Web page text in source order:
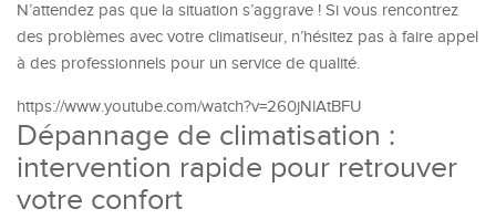
N’attendez pas que la situation s’aggrave ! Si vous rencontrez
des problèmes avec votre climatiseur, n’hésitez pas à faire appel
à des professionnels pour un service de qualité.
https://www.youtube.com/watch?v=260jNlAtBFU
Dépannage de climatisation :
intervention rapide pour retrouver
votre confort